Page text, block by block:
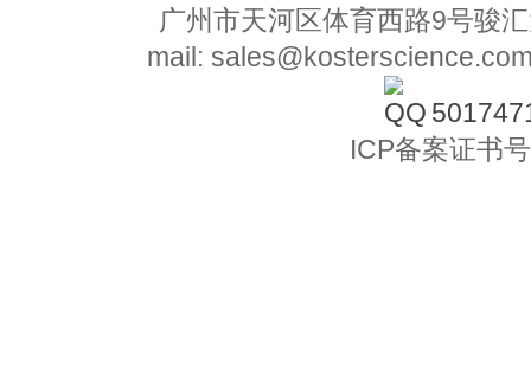
广州市天河区体育西路9号骏
mail:
ICP备案证书